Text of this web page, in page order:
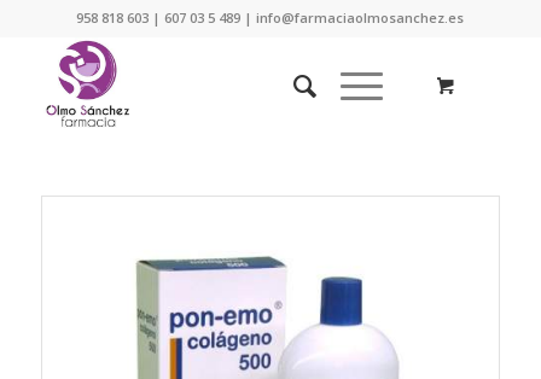
958 818 603 | 607 03 5 489 | info@farmaciaolmosanchez.es